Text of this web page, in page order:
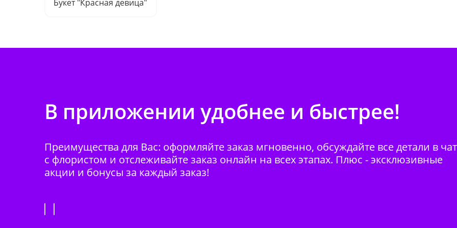
Букет "Красная девица"
В приложении удобнее и быстрее!
Преимущества для Вас: оформляйте заказ мгновенно, обсуждайте все детали в
с флористом и отслеживайте заказ онлайн на всех этапах. Плюс - эксклюзивные
акции и бонусы за каждый заказ!